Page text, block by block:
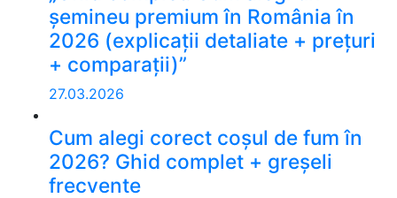
șemineu premium în România în
2026 (explicații detaliate + prețuri
+ comparații)”
27.03.2026
Cum alegi corect coșul de fum în
2026? Ghid complet + greșeli
frecvente